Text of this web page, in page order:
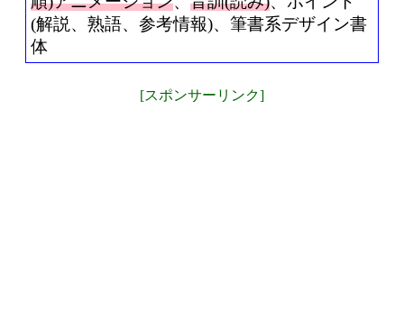
(解説、熟語、参考情報)、筆書系デザイン書
体
[スポンサーリンク]